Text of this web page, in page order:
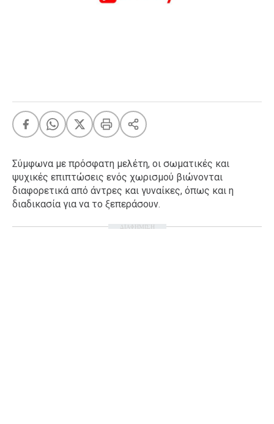
A-List LGBTQI+
Σύμφωνα με πρόσφατη μελέτη, οι σωματικές και
ψυχικές επιπτώσεις ενός χωρισμού βιώνονται
διαφορετικά από άντρες και γυναίκες, όπως και η
διαδικασία για να το ξεπεράσουν.
ΔΙΑΦΗΜΙΣΗ